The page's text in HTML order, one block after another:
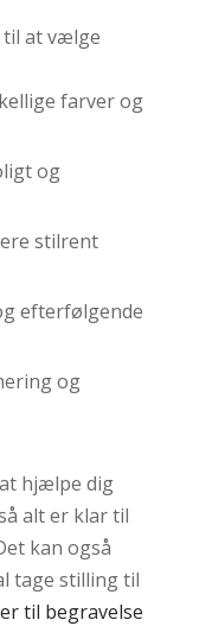
at vælge
farver og
og
stilrent
efterfølgende
og
hjælpe dig
alt er klar til
kan også
tage stilling til
til begravelse